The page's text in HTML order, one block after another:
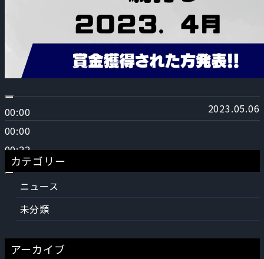
00:00
00:00
00:22
2023.05.06
カテゴリー
ニュース
未分類
アーカイブ